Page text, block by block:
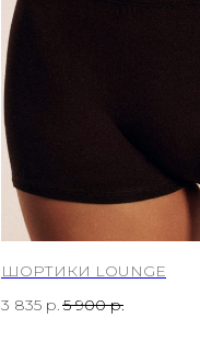
ШОРТИКИ LOUNGE
3 835 р. 5 900 р.